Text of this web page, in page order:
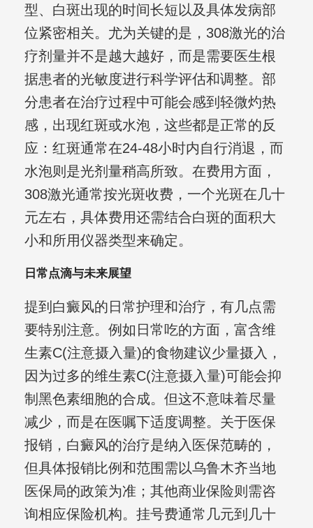
型、白斑出现的时间长短以及具体发病部
位紧密相关。尤为关键的是，308激光的治
疗剂量并不是越大越好，而是需要医生根
据患者的光敏度进行科学评估和调整。部
分患者在治疗过程中可能会感到轻微灼热
感，出现红斑或水泡，这些都是正常的反
应：红斑通常在24-48小时内自行消退，而
水泡则是光剂量稍高所致。在费用方面，
308激光通常按光斑收费，一个光斑在几十
元左右，具体费用还需结合白斑的面积大
小和所用仪器类型来确定。
日常点滴与未来展望
提到白癜风的日常护理和治疗，有几点需
要特别注意。例如日常吃的方面，富含维
生素C(注意摄入量)的食物建议少量摄入，
因为过多的维生素C(注意摄入量)可能会抑
制黑色素细胞的合成。但这不意味着尽量
减少，而是在医嘱下适度调整。关于医保
报销，白癜风的治疗是纳入医保范畴的，
但具体报销比例和范围需以乌鲁木齐当地
医保局的政策为准；其他商业保险则需咨
询相应保险机构。挂号费通常几元到几十